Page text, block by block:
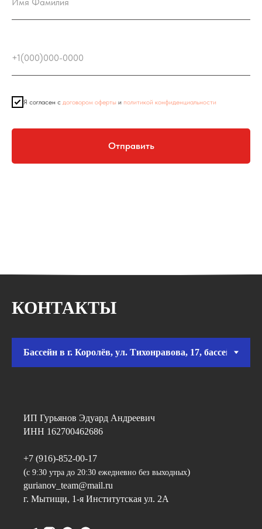
Я согласен с договором оферты и политикой конфиденциальности
Отправить
КОНТАКТЫ
ИП Гурьянов Эдуард Андреевич
ИНН 162700462686
+7 (916)-852-00-17
(с 9:30 утра до 20:30 ежедневно без выходных)
gurianov_team@mail.ru
г. Мытищи, 1-я Институтская ул. 2А